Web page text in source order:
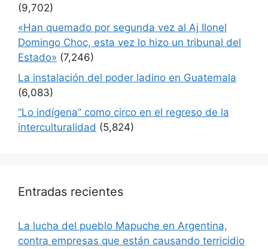
(9,702)
«Han quemado por segunda vez al Aj Ilonel
Domingo Choc, esta vez lo hizo un tribunal del
Estado» (7,246)
La instalación del poder ladino en Guatemala
(6,083)
“Lo indígena” como circo en el regreso de la
interculturalidad (5,824)
Entradas recientes
La lucha del pueblo Mapuche en Argentina,
contra empresas que están causando terricidio